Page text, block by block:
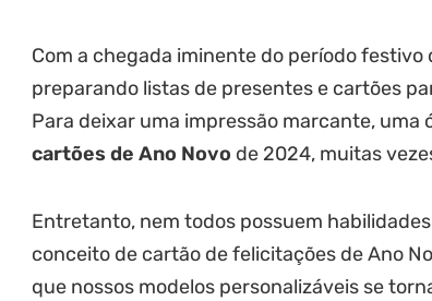
Com a chegada iminente do período festivo
preparando listas de presentes e cartões
Para deixar uma impressão marcante, uma
cartões de Ano Novo de 2024, muitas
Entretanto, nem todos possuem
conceito de cartão de felicitações de Ano
que nossos modelos personalizáveis se